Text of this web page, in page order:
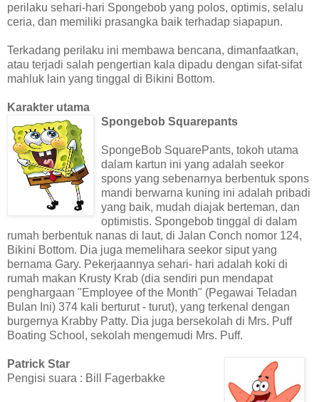
perilaku sehari-hari Spongebob yang polos, optimis, selalu
ceria, dan memiliki prasangka baik terhadap siapapun.
Terkadang perilaku ini membawa bencana, dimanfaatkan,
atau terjadi salah pengertian kala dipadu dengan sifat-sifat
mahluk lain yang tinggal di Bikini Bottom.
Karakter utama
Spongebob Squarepants
SpongeBob SquarePants, tokoh utama
dalam kartun ini yang adalah seekor
spons yang sebenarnya berbentuk spons
mandi berwarna kuning ini adalah pribadi
yang baik, mudah diajak berteman, dan
optimistis. Spongebob tinggal di dalam
rumah berbentuk nanas di laut, di Jalan Conch nomor 124,
Bikini Bottom. Dia juga memelihara seekor siput yang
bernama Gary. Pekerjaannya sehari- hari adalah koki di
rumah makan Krusty Krab (dia sendiri pun mendapat
penghargaan "Employee of the Month" (Pegawai Teladan
Bulan Ini) 374 kali berturut - turut), yang terkenal dengan
burgernya Krabby Patty. Dia juga bersekolah di Mrs. Puff
Boating School, sekolah mengemudi Mrs. Puff.
Patrick Star
Pengisi suara : Bill Fagerbakke